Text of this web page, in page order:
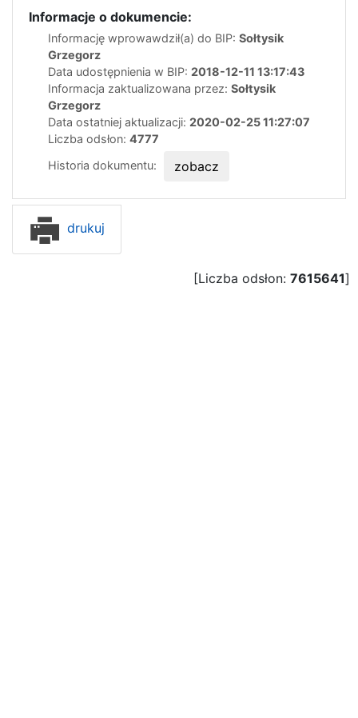
Informacje o dokumencie:
Informację wprowawdził(a) do BIP: Sołtysik
Grzegorz
Data udostępnienia w BIP: 2018-12-11 13:17:43
Informacja zaktualizowana przez: Sołtysik
Grzegorz
Data ostatniej aktualizacji: 2020-02-25 11:27:07
Liczba odsłon: 4777
Historia dokumentu:
zobacz
drukuj
[Liczba odsłon: 7615641]